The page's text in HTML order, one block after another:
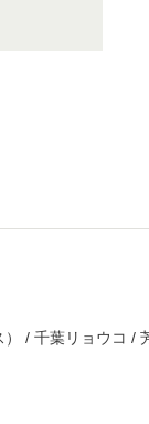
/ 千葉リョウコ /